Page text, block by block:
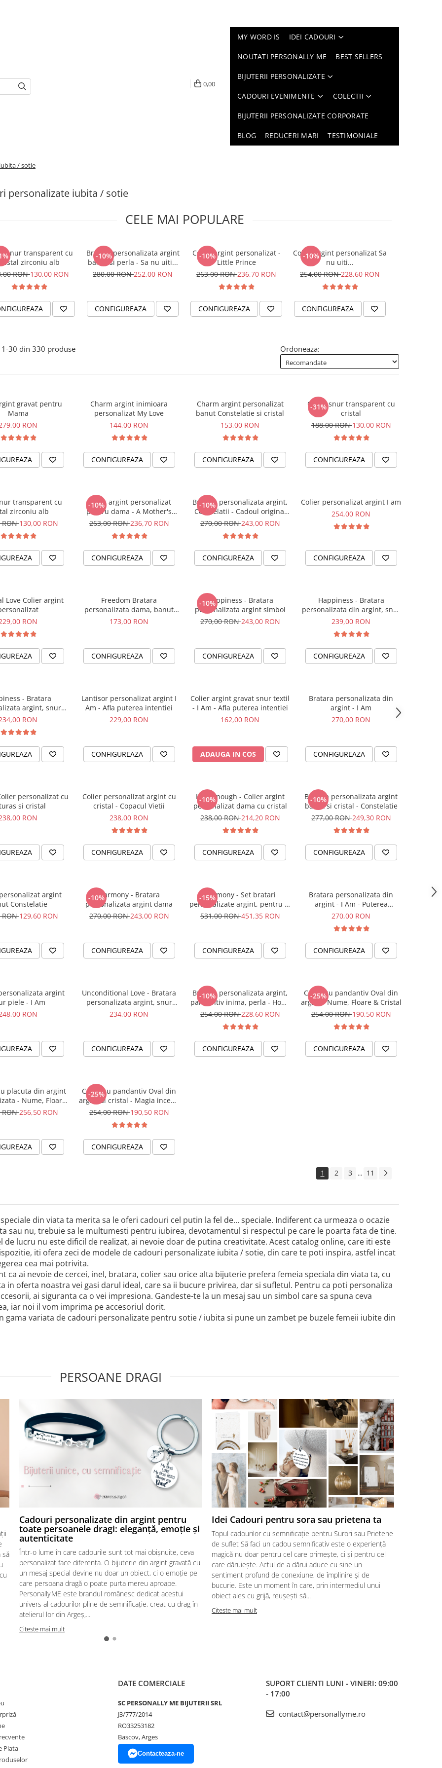
0,00
MY WORD IS IDEI CADOURI
NOUTATI PERSONALLY ME BEST SELLERS
BIJUTERII PERSONALIZATE
CADOURI EVENIMENTE COLECTII
BIJUTERII PERSONALIZATE CORPORATE
BLOG REDUCERI MARI TESTIMONIALE
/ sotie
personalizate iubita / sotie
CELE MAI POPULARE
snur transparent cu
cristal zirconiu alb
RON130,00 RON
-10%
Bratara personalizata argint
banut si perla - Sa nu uiti...
280,00 RON252,00 RON
CONFIGUREAZA
-10%
Colier argint personalizat -
Little Prince
263,00 RON236,70 RON
CONFIGUREAZA
-10%
Colier argint personalizat Sa
nu uiti...
254,00 RON228,60 RON
CONFIGUREAZA
1-30 din 330 produse Ordoneaza:
gravat pentru
Mama
RON
Charm argint inimioara
personalizat My Love
144,00 RON
CONFIGUREAZA
Charm argint personalizat
banut Constelatie si cristal
153,00 RON
CONFIGUREAZA
-31%
Colier snur transparent cu
cristal
188,00 RON130,00 RON
CONFIGUREAZA
transparent cu
zirconiu alb
RON130,00 RON
-10%
Colier argint personalizat
pentru dama - A Mother's
Love
263,00 RON236,70 RON
CONFIGUREAZA
-10%
Bratara personalizata argint,
Constelatii - Cadoul original
pentru sora sau prietena ta
270,00 RON243,00 RON
CONFIGUREAZA
Colier personalizat argint I am
254,00 RON
CONFIGUREAZA
Love Colier argint
RON
Freedom Bratara
personalizata dama, banut
argint, snur reglabil
173,00 RON
CONFIGUREAZA
-10%Happiness - Bratara
personalizata argint simbol
270,00 RON243,00 RON
CONFIGUREAZA
Happiness - Bratara
personalizata din argint, snur
dublu piele, simbol
239,00 RON
CONFIGUREAZA
- Bratara
argint, snur
piele simbol
RON
Lantisor personalizat argint I
Am - Afla puterea intentiei
229,00 RON
CONFIGUREAZA
Colier argint gravat snur textil
- I Am - Afla puterea intentiei
162,00 RON
ADAUGA IN COS
Bratara personalizata din
argint - I Am
270,00 RON
CONFIGUREAZA
personalizat cu
si cristal
RON
Colier personalizat argint cu
cristal - Copacul Vietii
238,00 RON
CONFIGUREAZA
-10%
I am Enough - Colier argint
personalizat dama cu cristal
238,00 RON214,20 RON
CONFIGUREAZA
-10%
Bratara personalizata argint
banut si cristal - Constelatie
277,00 RON249,30 RON
CONFIGUREAZA
argint
Constelatie
RON129,60 RON
-10%Harmony - Bratara
personalizata argint dama
270,00 RON243,00 RON
CONFIGUREAZA
-15%
Harmony - Set bratari
personalizate argint, pentru el
si ea
531,00 RON451,35 RON
CONFIGUREAZA
Bratara personalizata din
argint - I Am - Puterea
intentiei la mana ta
270,00 RON
CONFIGUREAZA
argint
piele - I Am
RON
Unconditional Love - Bratara
personalizata argint, snur
impletit piele
234,00 RON
CONFIGUREAZA
-10%
Bratara personalizata argint,
pandantiv inima, perla - Hope
& Faith
254,00 RON228,60 RON
CONFIGUREAZA
-25%
Colier cu pandantiv Oval din
argint - Nume, Floare & Cristal
254,00 RON190,50 RON
CONFIGUREAZA
placuta din argint
- Nume, Floare
& Cristal
RON256,50 RON
-25%
Colier cu pandantiv Oval din
argint si cristal - Magia incepe
cu tine
254,00 RON190,50 RON
CONFIGUREAZA
1 2 3 ... 11
din viata ta merita sa le oferi cadouri cel putin la fel de... speciale. Indiferent ca urmeaza o ocazie
sau nu, trebuie sa le multumesti pentru iubirea, devotamentul si respectul pe care le poarta fata de tine.
de lucru nu este dificil de realizat, ai nevoie doar de putina creativitate. Acest catalog online, care iti este
iti ofera zeci de modele de cadouri personalizate iubita / sotie, din care te poti inspira, astfel incat
cea mai potrivita.
ca ai nevoie de cercei, inel, bratara, colier sau orice alta bijuterie prefera femeia speciala din viata ta, cu
in oferta noastra vei gasi darul ideal, care sa ii bucure privirea, dar si sufletul. Pentru ca poti personaliza
ai siguranta ca o vei impresiona. Gandeste-te la un mesaj sau un simbol care sa spuna ceva
iar noi il vom imprima pe accesoriul dorit.
gama variata de cadouri personalizate pentru sotie / iubita si pune un zambet pe buzele femeii iubite din
PERSOANE DRAGI
să
Cadouri personalizate din argint pentru
toate persoanele dragi: eleganță, emoție și
autenticitate
Într-o lume în care cadourile sunt tot mai obișnuite, ceva
personalizat face diferența. O bijuterie din argint gravată cu
un mesaj special devine nu doar un obiect, ci o emoție pe
care persoana dragă o poate purta mereu aproape.
Personally ME este brandul românesc dedicat acestui
univers al cadourilor pline de semnificație, creat cu drag în
atelierul lor din Argeș,...
Citeste mai mult
Idei Cadouri pentru sora sau prietena ta
Topul cadourilor cu semnificație pentru Surori sau Prietene
de suflet Să faci un cadou semnificativ este o experiență
magică nu doar pentru cel care primește, ci și pentru cel
care dăruiește. Actul de a dărui aduce cu sine un
sentiment profund de conexiune, de împlinire și de
bucurie. Este un moment în care, prin intermediul unui
obiect ales cu grijă, reușești să...
Citeste mai mult
Plata
DATE COMERCIALE
SC PERSONALLY ME BIJUTERII SRL
J3/777/2014
RO33253182
Bascov, Arges
Contacteaza-ne
SUPORT CLIENTI LUNI - VINERI: 09:00
- 17:00
contact@personallyme.ro